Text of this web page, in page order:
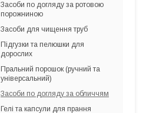
Засоби по догляду за ротовою
порожниною
Засоби для чищення труб
Підгузки та пелюшки для
дорослих
Пральний порошок (ручний та
універсальний)
Засоби по догляду за обличчям
Гелі та капсули для прання